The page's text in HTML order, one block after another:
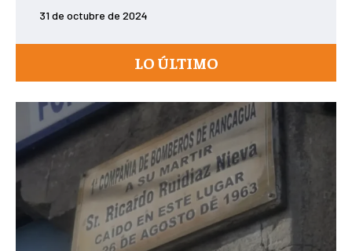
31 de octubre de 2024
LO ÚLTIMO